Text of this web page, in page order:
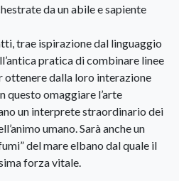
da un abile e sapiente
trae ispirazione dal linguaggio
pratica di combinare linee
ottenere dalla loro interazione
questo omaggiare l’arte
un interprete straordinario dei
umano. Sarà anche un
del mare elbano dal quale il
forza vitale.